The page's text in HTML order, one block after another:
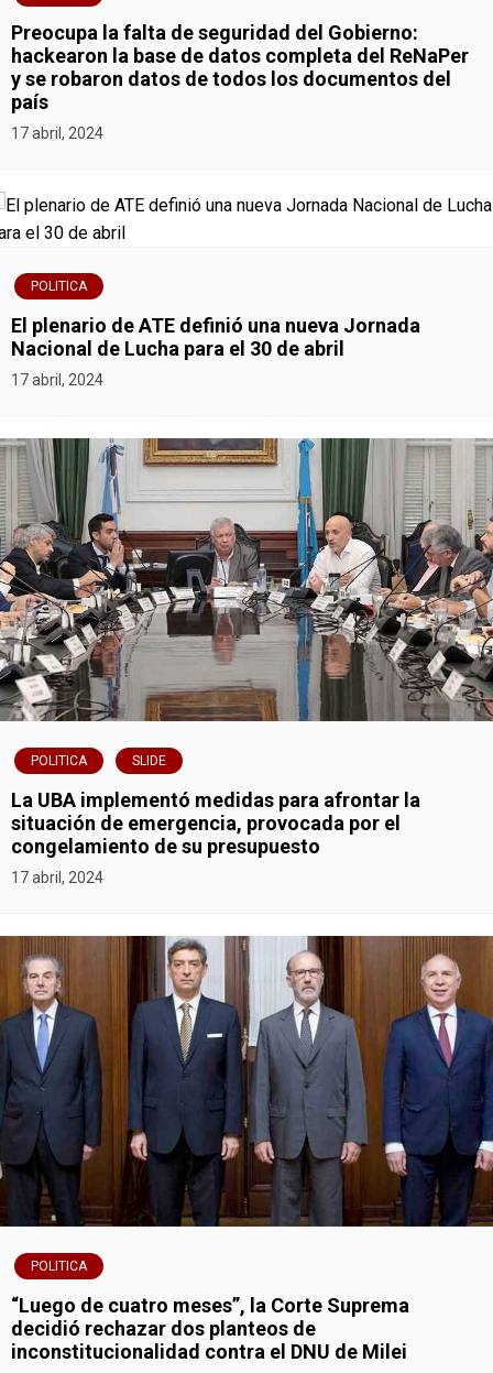
a
c
i
ó
n
d
e
e
n
t
r
a
d
a
s
Preocupa la falta de seguridad del Gobierno:
hackearon la base de datos completa del ReNaPer
y se robaron datos de todos los documentos del
país
17 abril, 2024
POLITICA
El plenario de ATE definió una nueva Jornada
Nacional de Lucha para el 30 de abril
17 abril, 2024
POLITICA SLIDE
La UBA implementó medidas para afrontar la
situación de emergencia, provocada por el
congelamiento de su presupuesto
17 abril, 2024
POLITICA
“Luego de cuatro meses”, la Corte Suprema
decidió rechazar dos planteos de
inconstitucionalidad contra el DNU de Milei